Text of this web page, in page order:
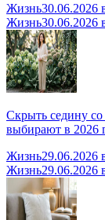
Жизнь30.06.2026
Жизнь30.06.2026
Скрыть седину
выбирают в 2026
Жизнь29.06.2026
Жизнь29.06.2026